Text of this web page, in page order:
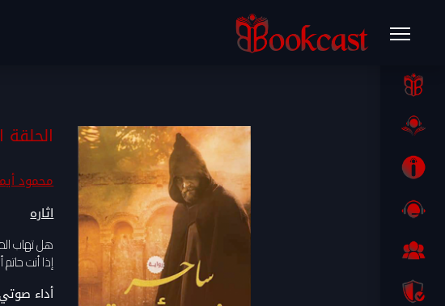
محمود
اثاره
هل تهاب
إذا أنت
أداء